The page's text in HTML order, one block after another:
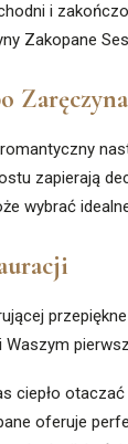
i
Zakopane
zapierają
wybrać
oferuje